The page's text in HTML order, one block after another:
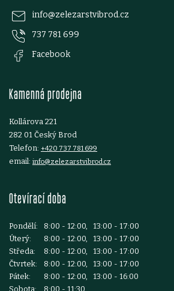
info@zelezarstvibrod.cz
737 781 699
Facebook
Kamenná prodejna
Kollárova 221
282 01 Český Brod
Telefon: +420 737 781 699
email: info@zelezarstvibrod.cz
Otevírací doba
Pondělí:
8:00 - 12:00, 13:00 - 17:00
Úterý:
8:00 - 12:00, 13:00 - 17:00
Středa:
8:00 - 12:00, 13:00 - 17:00
Čtvrtek:
8:00 - 12:00, 13:00 - 17:00
Pátek:
8:00 - 12:00, 13:00 - 16:00
Sobota:
8:00 - 11:30